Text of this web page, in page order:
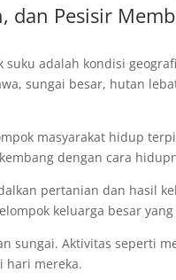
dan Pesisir
adalah kondisi
sungai besar, hutan
masyarakat hidup
dengan cara
pertanian dan hasil
keluarga besar yang
sungai. Aktivitas seperti
hari mereka.